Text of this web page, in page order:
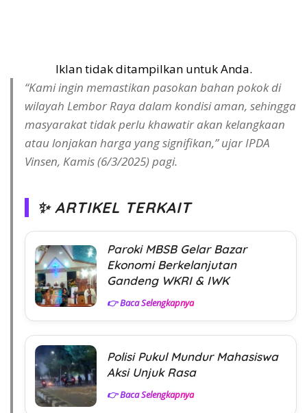
Iklan tidak ditampilkan untuk Anda.
“Kami ingin memastikan pasokan bahan pokok di
wilayah Lembor Raya dalam kondisi aman, sehingga
masyarakat tidak perlu khawatir akan kelangkaan
atau lonjakan harga yang signifikan,” ujar IPDA
Vinsen, Kamis (6/3/2025) pagi.
✨ ARTIKEL TERKAIT
Paroki MBSB Gelar Bazar
Ekonomi Berkelanjutan
Gandeng WKRI & IWK
👉 Baca Selengkapnya
Polisi Pukul Mundur Mahasiswa
Aksi Unjuk Rasa
👉 Baca Selengkapnya